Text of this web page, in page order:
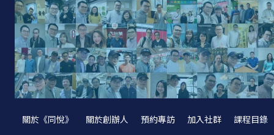
關於《同悅》 關於創辦人 預約專訪 加入社群 課程目錄